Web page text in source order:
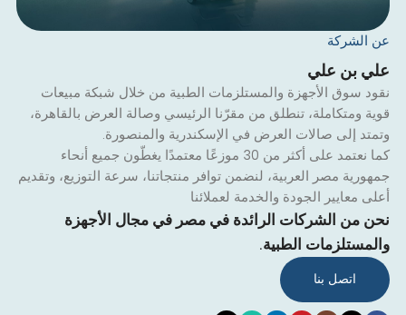
بن علي
سوق الأجهزة والمستلزمات الطبية من خلال شبكة مبيعات
ومتكاملة، تنطلق من مقرّنا الرئيسي وصالة العرض بالقاهرة،
إلى صالات العرض في الإسكندرية والمنصورة.
كما نعتمد على أكثر من 30 موزعًا معتمدًا يغطّون جميع أنحاء
مصر العربية، لنضمن توافر منتجاتنا، سرعة التوزيع، وتقديم
معايير الجودة والخدمة لعملائنا
من الشركات الرائدة في مصر في مجال الأجهزة
الطبية.